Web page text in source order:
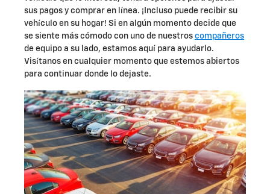
sus pagos y comprar en línea. ¡Incluso puede recibir su
vehículo en su hogar! Si en algún momento decide que
se siente más cómodo con uno de nuestros compañeros
de equipo a su lado, estamos aquí para ayudarlo.
Visítanos en cualquier momento que estemos abiertos
para continuar donde lo dejaste.